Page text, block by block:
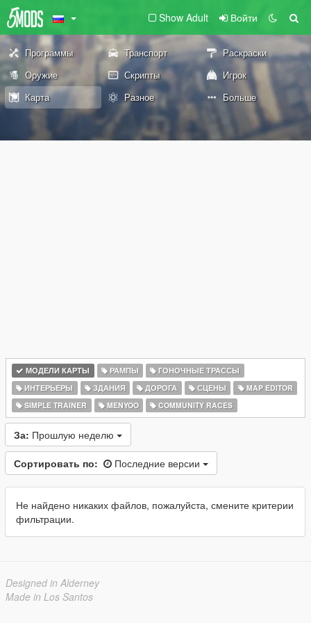
Show Adult Войти
Программы Транспорт
Раскраски
Оружие
Скрипты
Игрок
Карта
Разное Больше
МОДЕЛИ КАРТЫ РАМПЫ
ГОНОЧНЫЕ ТРАССЫ
ИНТЕРЬЕРЫ
ЗДАНИЯ ДОРОГА СЦЕНЫ
MAP EDITOR
SIMPLE TRAINER
MENYOO COMMUNITY RACES
За: Прошлую неделю
Сортировать по: Последние версии
Не найдено никаких файлов, пожалуйста, смените критерии
фильтрации.
Designed in Alderney
Made in Los Santos